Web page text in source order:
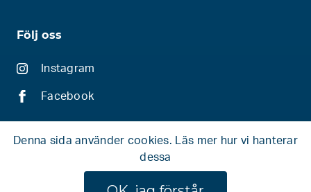
Följ oss
Instagram
Facebook
Denna sida använder cookies. Läs mer hur vi hanterar
dessa